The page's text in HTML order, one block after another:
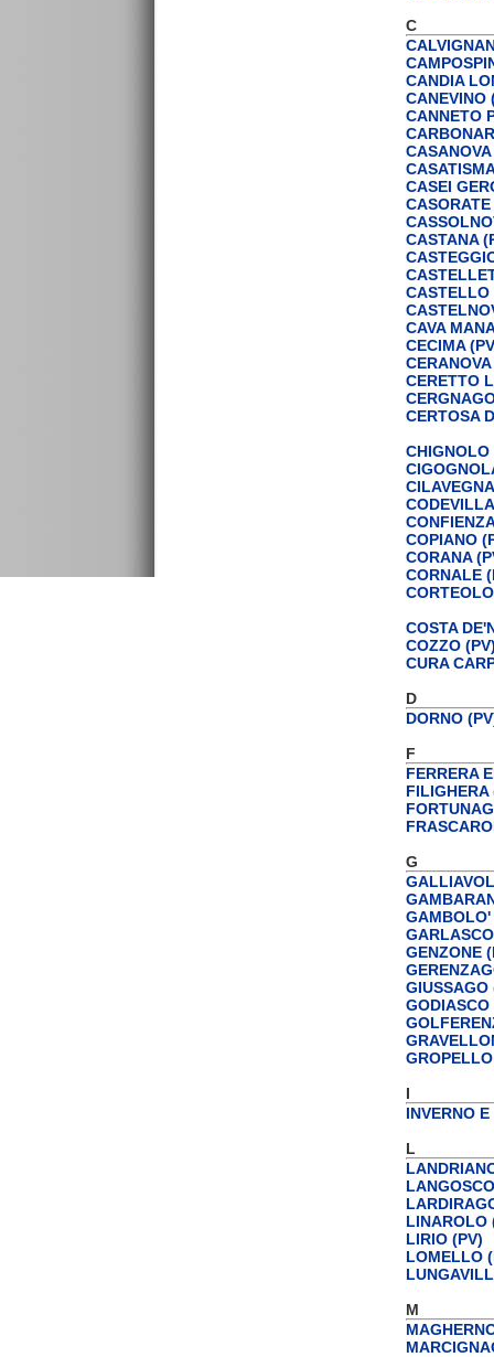
C
CANDIA
CANEVINO
CANNETO
CASEI
CASTANA
CASTELLO
CAVA
CECIMA
CERETTO
CERTOSA
CHIGNOLO
COPIANO
CORANA
CORNALE
COSTA
COZZO
CURA
D
DORNO
F
FERRERA
FILIGHERA
G
GAMBOLO'
GENZONE
GIUSSAGO
GODIASCO
I
INVERNO
L
LINAROLO
LIRIO (PV)
LOMELLO
M